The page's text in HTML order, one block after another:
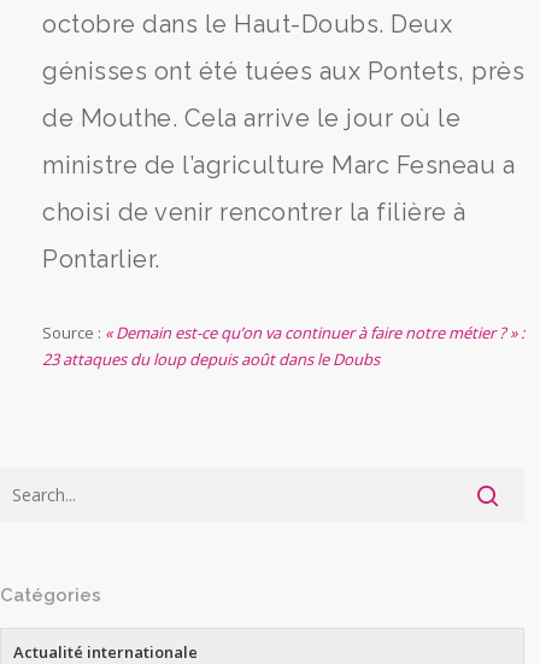
octobre dans le Haut-Doubs. Deux
génisses ont été tuées aux Pontets, près
de Mouthe. Cela arrive le jour où le
ministre de l’agriculture Marc Fesneau a
choisi de venir rencontrer la filière à
Pontarlier.
Source : « Demain est-ce qu’on va continuer à faire notre métier ? » :
23 attaques du loup depuis août dans le Doubs
Catégories
Actualité internationale